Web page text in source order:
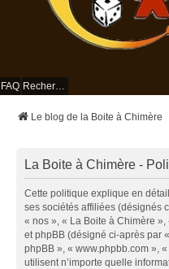
FAQ Rechercher
Le blog de la Boite à Chimère
La Boite à Chimère -
Cette politique explique en
ses sociétés affiliées (désignés
« nos », « La Boite à Chimère
et phpBB (désigné ci-après par
phpBB », « www.phpbb.com »,
utilisent n’importe quelle